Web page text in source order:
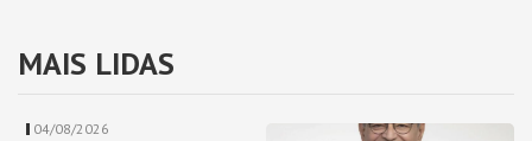
MAIS LIDAS
04/08/2026